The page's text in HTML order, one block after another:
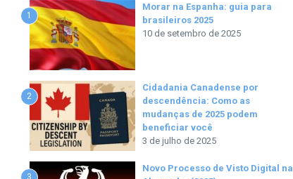
1
Morar na Espanha: guia para
brasileiros 2025
10 de setembro de 2025
2
Cidadania Canadense por
descendência: Como as
mudanças de 2025 podem
beneficiar você
3 de julho de 2025
3
Novo Processo de Visto Digital na